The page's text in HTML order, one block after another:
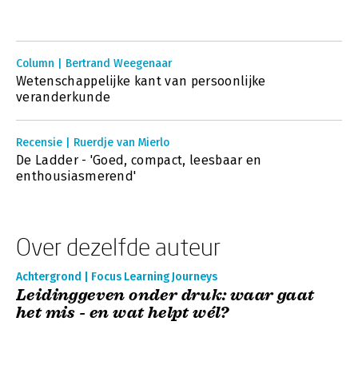
Column | Bertrand Weegenaar
Wetenschappelijke kant van persoonlijke
veranderkunde
Recensie | Ruerdje van Mierlo
De Ladder - 'Goed, compact, leesbaar en
enthousiasmerend'
Over dezelfde auteur
Achtergrond | Focus Learning Journeys
Leidinggeven onder druk: waar gaat
het mis - en wat helpt wél?